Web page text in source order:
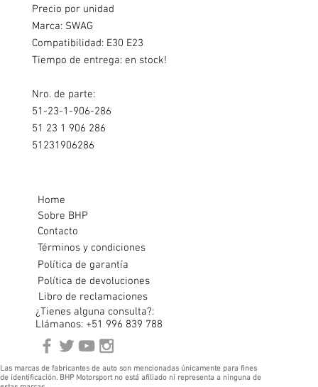
Precio por unidad
Marca: SWAG
Compatibilidad: E30 E23
Tiempo de entrega: en stock!
Nro. de parte:
51-23-1-906-286
51 23 1 906 286
51231906286
Home
Sobre BHP
Contacto
Términos y condiciones
Política de garantía
Política de devoluciones
Libro de reclamaciones
¿Tienes alguna consulta?:
Llámanos: +51 996 839 788
Las marcas de fabricantes de auto son mencionadas únicamente para fines
de identificación. BHP Motorsport no está afiliado ni representa a ninguna de